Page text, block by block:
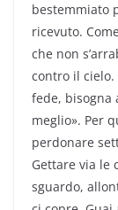
bestemmiato
ricevuto.
che non
contro il cielo.
fede, bisogna
meglio». Per
perdonare
Gettare via le
sguardo,